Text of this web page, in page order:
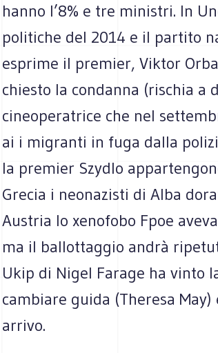
hanno l’8% e tre ministri. In
politiche del 2014 e il partito
esprime il premier, Viktor
chiesto la condanna (rischia a
cineoperatrice che nel
ai i migranti in fuga dalla
la premier Szydlo
Grecia i neonazisti di Alba
Austria lo xenofobo Fpoe
ma il ballottaggio andrà
Ukip di Nigel Farage ha vinto
cambiare guida (Theresa
arrivo.